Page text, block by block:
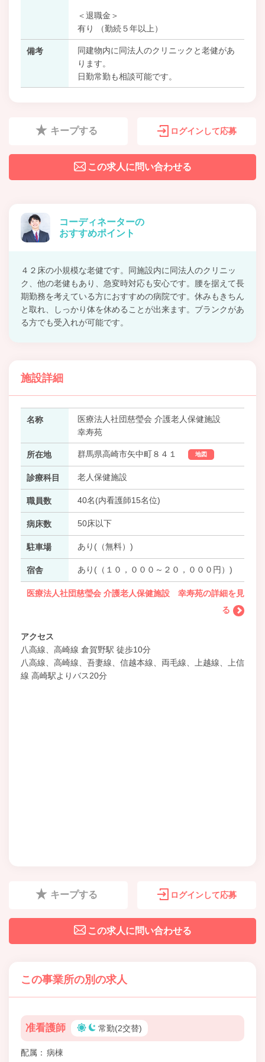
＜退職金＞
有り （勤続５年以上）
備考
同建物内に同法人のクリニックと老健があ
ります。
日勤常勤も相談可能です。
キープする ログインして応募
この求人に問い合わせる
コーディネーターの
おすすめポイント
４２床の小規模な老健です。同施設内に同法人のクリニッ
ク、他の老健もあり、急変時対応も安心です。腰を据えて長
期勤務を考えている方におすすめの病院です。休みもきちん
と取れ、しっかり体を休めることが出来ます。ブランクがあ
る方でも受入れが可能です。
施設詳細
名称
医療法人社団慈瑩会 介護老人保健施設
幸寿苑
所在地 群馬県高崎市矢中町８４１ 地図
診療科目 老人保健施設
職員数 40名(内看護師15名位)
病床数 50床以下
駐車場 あり(（無料）)
宿舎 あり(（１０，０００～２０，０００円）)
医療法人社団慈瑩会 介護老人保健施設 幸寿苑の詳細を見
る
アクセス
八高線、高崎線 倉賀野駅 徒歩10分
八高線、高崎線、吾妻線、信越本線、両毛線、上越線、上信
線 高崎駅よりバス20分
キープする ログインして応募
この求人に問い合わせる
この事業所の別の求人
准看護師 常勤(2交替)
配属 病棟